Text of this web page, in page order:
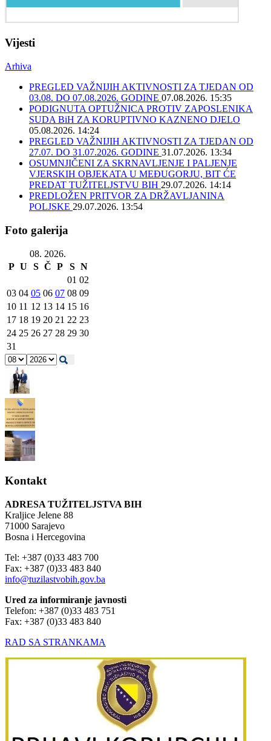
Vijesti
Arhiva
PREGLED VAŽNIJIH AKTIVNOSTI ZA TJEDAN OD
03.08. DO 07.08.2026. GODINE 07.08.2026. 15:35
PODIGNUTA OPTUŽNICA PROTIV ZAPOSLENIKA
SUDA BiH ZA KORUPTIVNO KAZNENO DJELO
05.08.2026. 14:24
PREGLED VAŽNIJIH AKTIVNOSTI ZA TJEDAN OD
27.07. DO 31.07.2026. GODINE 31.07.2026. 13:34
OSUMNJIČENI ZA SKRNAVLJENJE I PALJENJE
VJERSKIH OBJEKATA U MEĐUGORJU, BIT ĆE
PREDAT TUŽITELJSTVU BIH 29.07.2026. 14:14
PREDLOŽEN PRITVOR ZA DRŽAVLJANINA
POLJSKE 29.07.2026. 13:54
Foto galerija
08. 2026.
P U S Č P S N
01 02
03 04 05 06 07 08 09
10 11 12 13 14 15 16
17 18 19 20 21 22 23
24 25 26 27 28 29 30
31
Kontakt
ADRESA TUŽITELJSTVA BIH
Kraljice Jelene 88
71000 Sarajevo
Bosna i Hercegovina
Tel: +387 (0)33 483 700
Fax: +387 (0)33 483 840
info@tuzilastvobih.gov.ba
Ured za informiranje javnosti
Telefon: +387 (0)33 483 751
Fax: +387 (0)33 483 840
RAD SA STRANKAMA